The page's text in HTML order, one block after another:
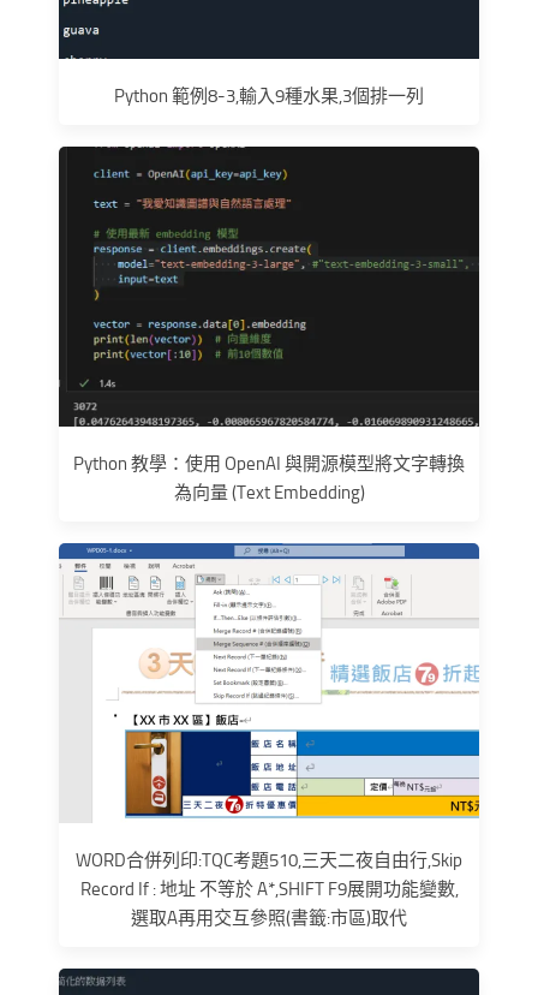
Python 範例8-3,輸入9種水果,3個排一列
Python 教學：使用 OpenAI 與開源模型將文字轉換
為向量 (Text Embedding)
WORD合併列印:TQC考題510,三天二夜自由行,Skip
Record If : 地址 不等於 A*,SHIFT F9展開功能變數,
選取A再用交互參照(書籤:市區)取代